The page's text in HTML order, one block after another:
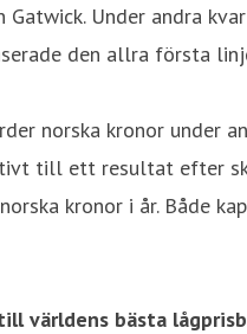
Gatwick. Under andra
den allra första
norska kronor under
till ett resultat efter
kronor i år. Både
världens bästa